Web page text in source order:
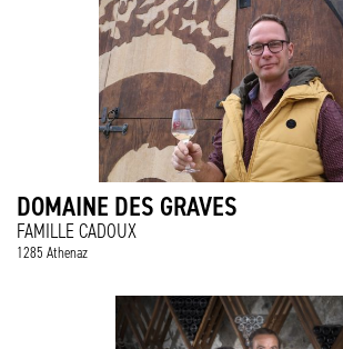
DOMAINE DES GRAVES
FAMILLE CADOUX
1285 Athenaz